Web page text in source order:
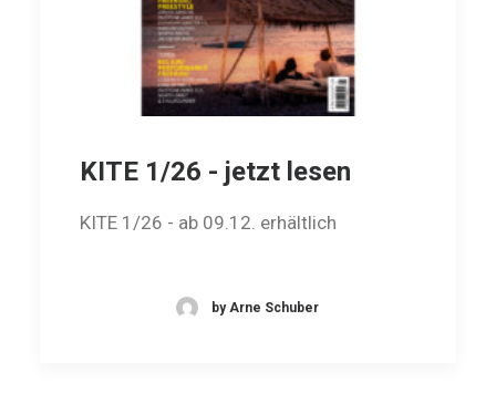
KITE 1/26 - jetzt lesen
KITE 1/26 - ab 09.12. erhältlich
by Arne Schuber